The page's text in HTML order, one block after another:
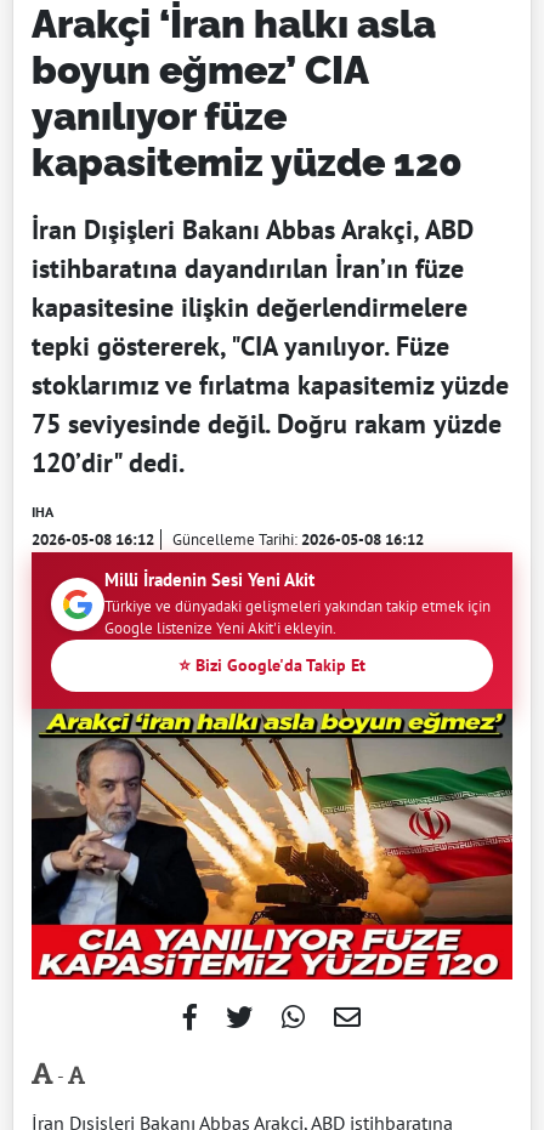
Arakçi ‘İran halkı asla
boyun eğmez’ CIA
yanılıyor füze
kapasitemiz yüzde 120
İran Dışişleri Bakanı Abbas Arakçi, ABD
istihbaratına dayandırılan İran’ın füze
kapasitesine ilişkin değerlendirmelere
tepki göstererek, "CIA yanılıyor. Füze
stoklarımız ve fırlatma kapasitemiz yüzde
75 seviyesinde değil. Doğru rakam yüzde
120’dir" dedi.
IHA
2026-05-08 16:12 Güncelleme Tarihi:2026-05-08 16:12
Milli İradenin Sesi Yeni Akit
Türkiye ve dünyadaki gelişmeleri yakından takip etmek için
Google listenize Yeni Akit'i ekleyin.
⭐ Bizi Google'da Takip Et
-
İran Dışişleri Bakanı Abbas Arakçi, ABD istihbaratına